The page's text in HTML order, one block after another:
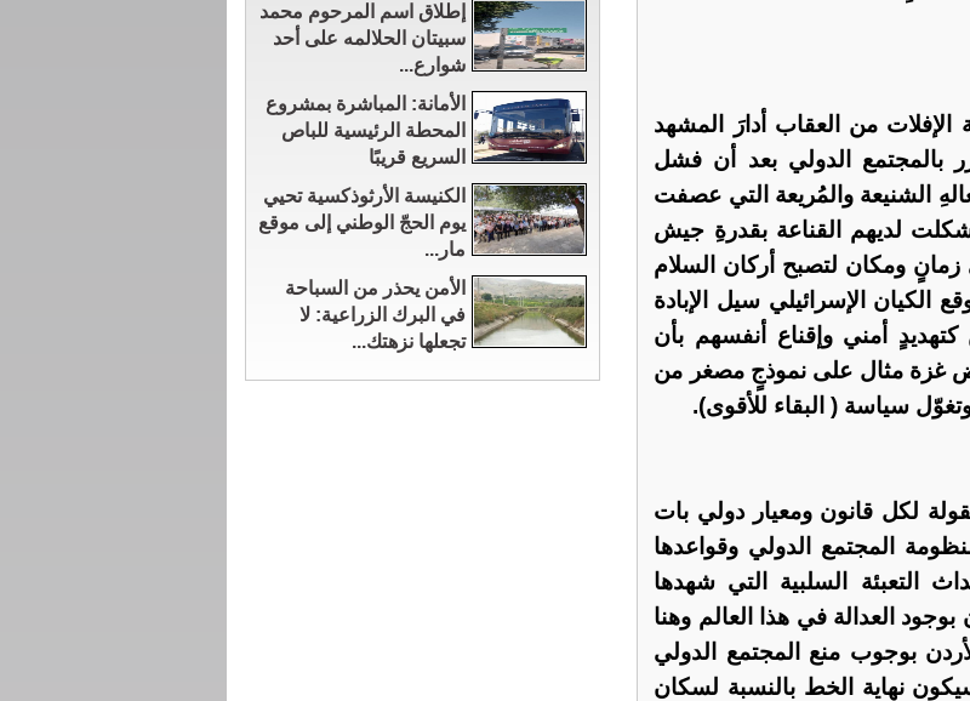
الإفلات من العقاب أدارَ المشهد
بالمجتمع الدولي بعد أن فشل
الشنيعة والمُريعة التي عصفت
لديهم القناعة بقدرةِ جيش
زمانٍ ومكان لتصبح أركان السلام
الإسرائيلي سيل الإبادة
أمني وإقناع أنفسهم بأن
غزة مثال على نموذجٍ مصغر من
وتغوّل سياسة ( البقاء للأقوى).
لكل قانون ومعيار دولي بات
المجتمع الدولي وقواعدها
التعبئة السلبية التي شهدها
العدالة في هذا العالم وهنا
بوجوب منع المجتمع الدولي
نهاية الخط بالنسبة لسكان
إطلاق اسم المرحوم محمد
سبيتان الحلالمه على أحد
شوارع...
الأمانة: المباشرة بمشروع
المحطة الرئيسية للباص
السريع قريبًا
الكنيسة الأرثوذكسية تحيي
يوم الحجّ الوطني إلى موقع
مار...
الأمن يحذر من السباحة
في البرك الزراعية: لا
تجعلها نزهتك...